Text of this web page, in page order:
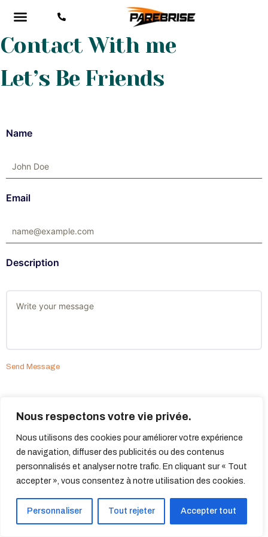
Nous respectons votre vie privée.
Nous utilisons des cookies pour améliorer votre expérience
de navigation, diffuser des publicités ou des contenus
personnalisés et analyser notre trafic. En cliquant sur « Tout
accepter », vous consentez à notre utilisation des cookies.
Personnaliser Tout rejeter Accepter tout
Contact With me
Let’s Be Friends
Name
Email
Description
Send Message